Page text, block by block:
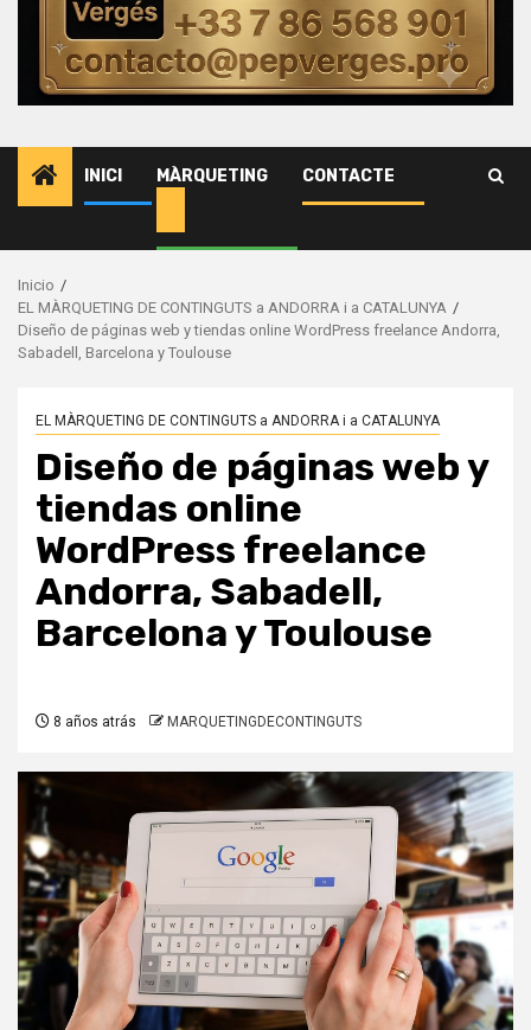
i
de
serveis.
INICI MÀRQUETING CONTACTE
Inicio
EL MÀRQUETING DE CONTINGUTS a ANDORRA i a CATALUNYA
Diseño de páginas web y tiendas online WordPress freelance Andorra,
Sabadell, Barcelona y Toulouse
EL MÀRQUETING DE CONTINGUTS a ANDORRA i a CATALUNYA
Diseño de páginas web y
tiendas online
WordPress freelance
Andorra, Sabadell,
Barcelona y Toulouse
8 años atrás MARQUETINGDECONTINGUTS